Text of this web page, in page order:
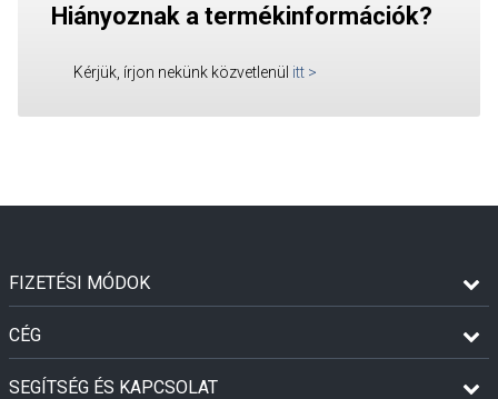
Hiányoznak a termékinformációk?
Kérjük, írjon nekünk közvetlenül itt >
FIZETÉSI MÓDOK
CÉG
SEGÍTSÉG ÉS KAPCSOLAT